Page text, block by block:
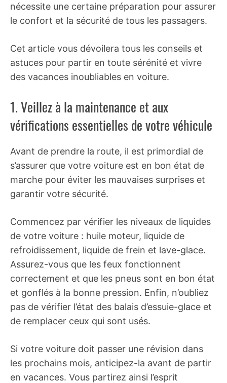
nécessite une certaine préparation pour assurer
le confort et la sécurité de tous les passagers.
Cet article vous dévoilera tous les conseils et
astuces pour partir en toute sérénité et vivre
des vacances inoubliables en voiture.
1. Veillez à la maintenance et aux
vérifications essentielles de votre véhicule
Avant de prendre la route, il est primordial de
s’assurer que votre voiture est en bon état de
marche pour éviter les mauvaises surprises et
garantir votre sécurité.
Commencez par vérifier les niveaux de liquides
de votre voiture : huile moteur, liquide de
refroidissement, liquide de frein et lave-glace.
Assurez-vous que les feux fonctionnent
correctement et que les pneus sont en bon état
et gonflés à la bonne pression. Enfin, n’oubliez
pas de vérifier l’état des balais d’essuie-glace et
de remplacer ceux qui sont usés.
Si votre voiture doit passer une révision dans
les prochains mois, anticipez-la avant de partir
en vacances. Vous partirez ainsi l’esprit